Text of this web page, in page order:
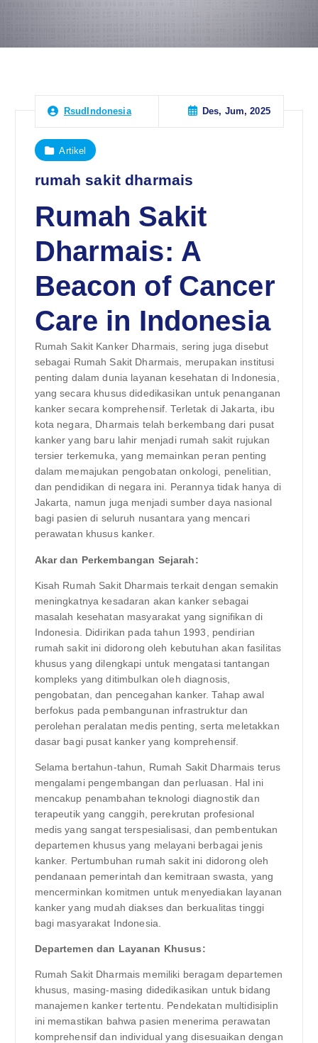
RsudIndonesia Des, Jum, 2025
Artikel
rumah sakit dharmais
Rumah Sakit
Dharmais: A
Beacon of Cancer
Care in Indonesia
Rumah Sakit Kanker Dharmais, sering juga disebut
sebagai Rumah Sakit Dharmais, merupakan institusi
penting dalam dunia layanan kesehatan di Indonesia,
yang secara khusus didedikasikan untuk penanganan
kanker secara komprehensif. Terletak di Jakarta, ibu
kota negara, Dharmais telah berkembang dari pusat
kanker yang baru lahir menjadi rumah sakit rujukan
tersier terkemuka, yang memainkan peran penting
dalam memajukan pengobatan onkologi, penelitian,
dan pendidikan di negara ini. Perannya tidak hanya di
Jakarta, namun juga menjadi sumber daya nasional
bagi pasien di seluruh nusantara yang mencari
perawatan khusus kanker.
Akar dan Perkembangan Sejarah:
Kisah Rumah Sakit Dharmais terkait dengan semakin
meningkatnya kesadaran akan kanker sebagai
masalah kesehatan masyarakat yang signifikan di
Indonesia. Didirikan pada tahun 1993, pendirian
rumah sakit ini didorong oleh kebutuhan akan fasilitas
khusus yang dilengkapi untuk mengatasi tantangan
kompleks yang ditimbulkan oleh diagnosis,
pengobatan, dan pencegahan kanker. Tahap awal
berfokus pada pembangunan infrastruktur dan
perolehan peralatan medis penting, serta meletakkan
dasar bagi pusat kanker yang komprehensif.
Selama bertahun-tahun, Rumah Sakit Dharmais terus
mengalami pengembangan dan perluasan. Hal ini
mencakup penambahan teknologi diagnostik dan
terapeutik yang canggih, perekrutan profesional
medis yang sangat terspesialisasi, dan pembentukan
departemen khusus yang melayani berbagai jenis
kanker. Pertumbuhan rumah sakit ini didorong oleh
pendanaan pemerintah dan kemitraan swasta, yang
mencerminkan komitmen untuk menyediakan layanan
kanker yang mudah diakses dan berkualitas tinggi
bagi masyarakat Indonesia.
Departemen dan Layanan Khusus:
Rumah Sakit Dharmais memiliki beragam departemen
khusus, masing-masing didedikasikan untuk bidang
manajemen kanker tertentu. Pendekatan multidisiplin
ini memastikan bahwa pasien menerima perawatan
komprehensif dan individual yang disesuaikan dengan